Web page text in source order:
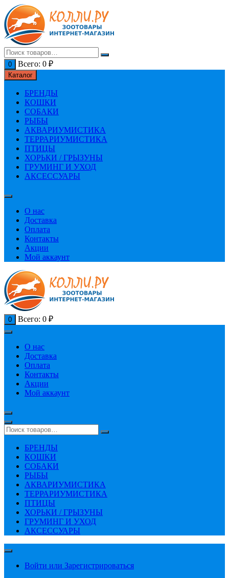
Перейти
к
содержимому
0 Всего: 0 ₽
Каталог
БРЕНДЫ
КОШКИ
СОБАКИ
РЫБЫ
АКВАРИУМИСТИКА
ТЕРРАРИУМИСТИКА
ПТИЦЫ
ХОРЬКИ / ГРЫЗУНЫ
ГРУМИНГ И УХОД
АКСЕССУАРЫ
О нас
Доставка
Оплата
Контакты
Акции
Мой аккаунт
0 Всего: 0 ₽
О нас
Доставка
Оплата
Контакты
Акции
Мой аккаунт
БРЕНДЫ
КОШКИ
СОБАКИ
РЫБЫ
АКВАРИУМИСТИКА
ТЕРРАРИУМИСТИКА
ПТИЦЫ
ХОРЬКИ / ГРЫЗУНЫ
ГРУМИНГ И УХОД
АКСЕССУАРЫ
Войти или Зарегистрироваться